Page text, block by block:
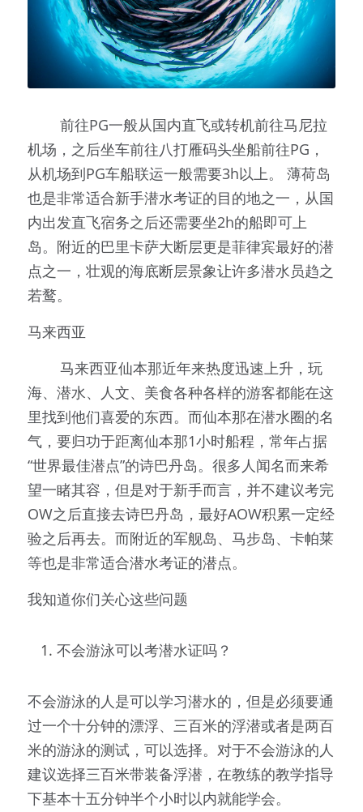
机场，之后坐车前往八打雁码头坐船前往PG，
从机场到PG车船联运一般需要3h以上。
薄荷岛
也是非常适合新手潜水考证的目的地之一，从国
内出发直飞宿务之后还需要坐2h的船即可上
岛。附近的巴里卡萨大断层更是菲律宾最好的潜
点之一，壮观的海底断层景象让许多潜水员趋之
若鹜。
马来西亚
海、潜水、人文、美食各种各样的游客都能在这
里找到他们喜爱的东西。而仙本那在潜水圈的名
气，要归功于距离仙本那1小时船程，常年占据
“世界最佳潜点”的诗巴丹岛。很多人闻名而来希
望一睹其容，但是对于新手而言，并不建议考完
OW之后直接去诗巴丹岛，最好AOW积累一定经
验之后再去。而附近的军舰岛、马步岛、卡帕莱
等也是非常适合潜水考证的潜点。
我知道你们关心这些问题
不会游泳可以考潜水证吗？
不会游泳的人是可以学习潜水的，但是必须要通
过一个十分钟的漂浮、三百米的浮潜或者是两百
米的游泳的测试，可以选择。对于不会游泳的人
建议选择三百米带装备浮潜，在教练的教学指导
下基本十五分钟半个小时以内就能学会。